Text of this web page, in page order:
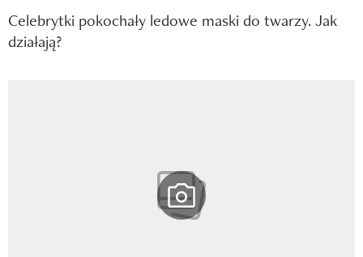
Celebrytki pokochały ledowe maski do twarzy. Jak
działają?